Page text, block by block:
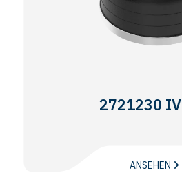
2721230
ANSEHEN